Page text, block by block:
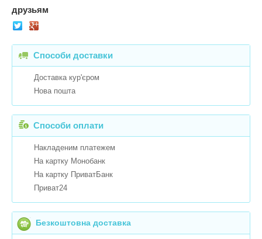
друзьям
Способи доставки
Доставка кур'єром
Нова пошта
Способи оплати
Накладеним платежем
На картку Монобанк
На картку ПриватБанк
Приват24
Безкоштовна доставка